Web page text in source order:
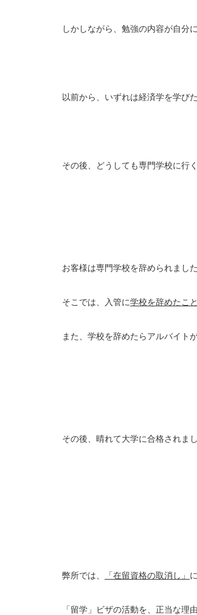
しかしながら、勉強の内容が自分
以前から、いずれは経済学を学び
その後、どうしても専門学校に行
お客様は専門学校を辞められまし
そこでは、入管に学校を辞めたこ
また、学校を辞めたらアルバイト
その後、晴れて大学に合格されま
弊所では、 「在留資格の取消し」
「留学」ビザの活動を、正当な理